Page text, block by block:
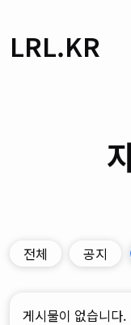
LRL.KR
전체 공지
게시물이 없습니다.